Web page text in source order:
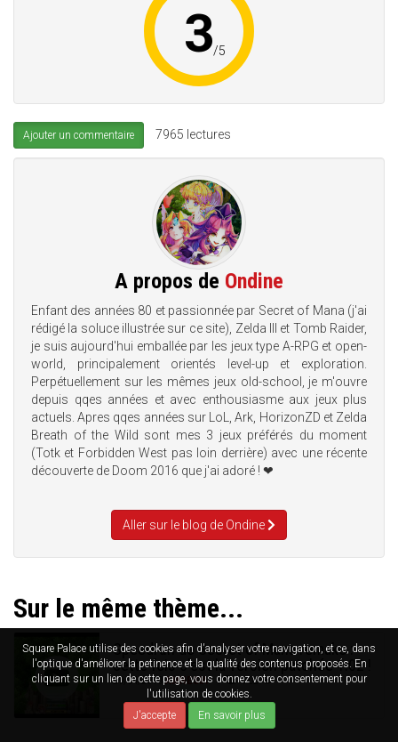
Square Palace utilise des cookies afin d'analyser votre navigation, et ce, dans
l'optique d'améliorer la petinence et la qualité des contenus proposés. En
cliquant sur un lien de cette page, vous donnez votre consentement pour
l'utilisation de cookies.
J'accepte
En savoir plus
3/5
Ajouter un commentaire 7965 lectures
A propos de Ondine
Enfant des années 80 et passionnée par Secret of Mana (j'ai
rédigé la soluce illustrée sur ce site), Zelda III et Tomb Raider,
je suis aujourd'hui emballée par les jeux type A-RPG et open-
world, principalement orientés level-up et exploration.
Perpétuellement sur les mêmes jeux old-school, je m'ouvre
depuis qqes années et avec enthousiasme aux jeux plus
actuels. Apres qqes années sur LoL, Ark, HorizonZD et Zelda
Breath of the Wild sont mes 3 jeux préférés du moment
(Totk et Forbidden West pas loin derrière) avec une récente
découverte de Doom 2016 que j'ai adoré ! ❤
Aller sur le blog de Ondine
Sur le même thème...
Speedrun de Secret of Mana remake :
cette fois c'est la version patchée 1.02 !
29/04/2019AMNESIA 4 702